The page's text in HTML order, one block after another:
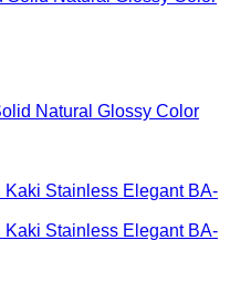
Natural Glossy Color